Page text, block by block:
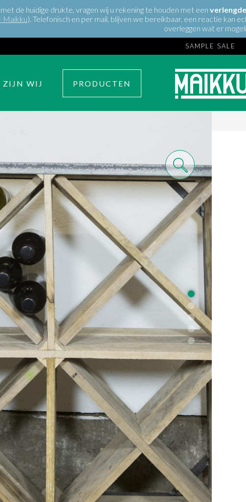
de huidige drukte, vragen wij u rekening te houden met een verlengde
Maikku). Telefonisch en per mail, blijven we bereikbaar, een reactie kan
overleggen wat er
ZIJN WIJ PRODUCTEN
SAMPLE SALE